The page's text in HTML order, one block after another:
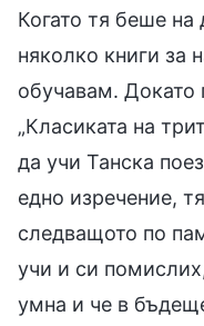
Когато тя беше на
няколко книги за
обучавам. Докато
„Класиката на
да учи Танска
едно изречение,
следващото по
учи и си
умна и че в